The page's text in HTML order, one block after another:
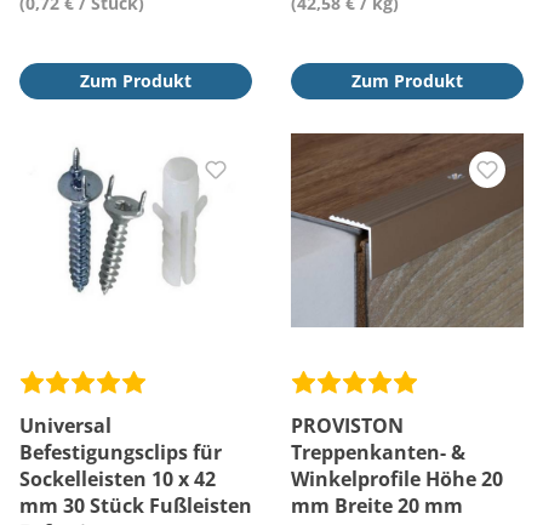
Zum Produkt Zum Produkt
Universal
Befestigungsclips für
Sockelleisten 10 x 42
mm 30 Stück Fußleisten
PROVISTON
Treppenkanten- &
Winkelprofile Höhe 20
mm Breite 20 mm